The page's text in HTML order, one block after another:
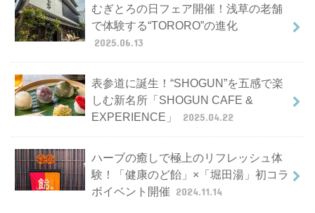
むぎとろの日フェア開催！浅草の老舗
で体験する“TORORO”の進化
2025.06.13
表参道に誕生！“SHOGUN”を五感で楽
しむ新名所「SHOGUN CAFE &
EXPERIENCE」
2025.04.22
ハーブの癒しで極上のリフレッシュ体
験！「健康のど飴」×「堀田湯」初コラ
ボイベント開催 2024.11.14